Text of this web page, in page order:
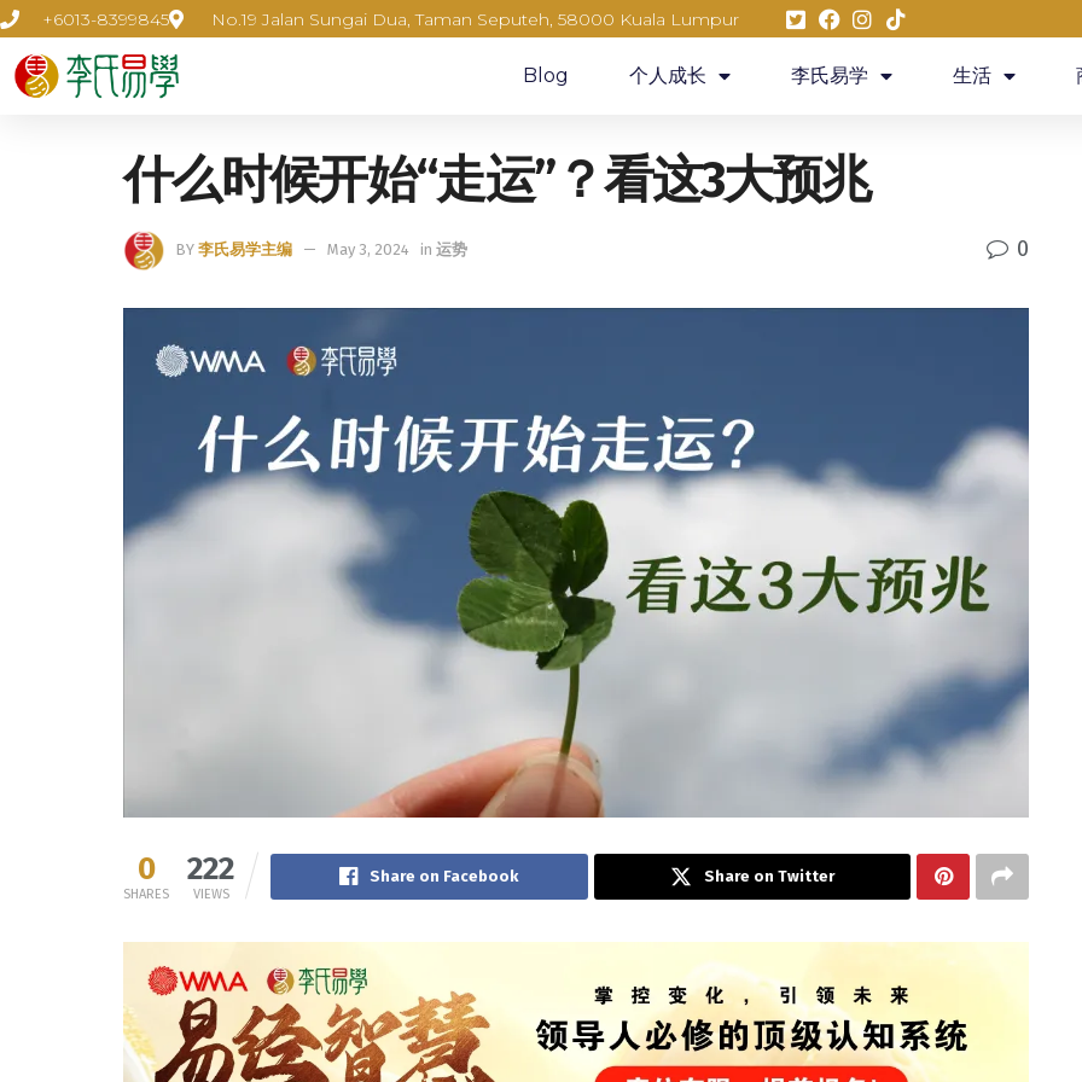
+6013-8399845 No.19 Jalan Sungai Dua, Taman Seputeh, 58000 Kuala Lumpur
Blog 个人成长 李氏易学 生活
什么时候开始“走运”？看这3大预兆
BY 李氏易学主编 May 3, 2024 in 运势 0
0
SHARES
222
VIEWS
Share on Facebook Share on Twitter